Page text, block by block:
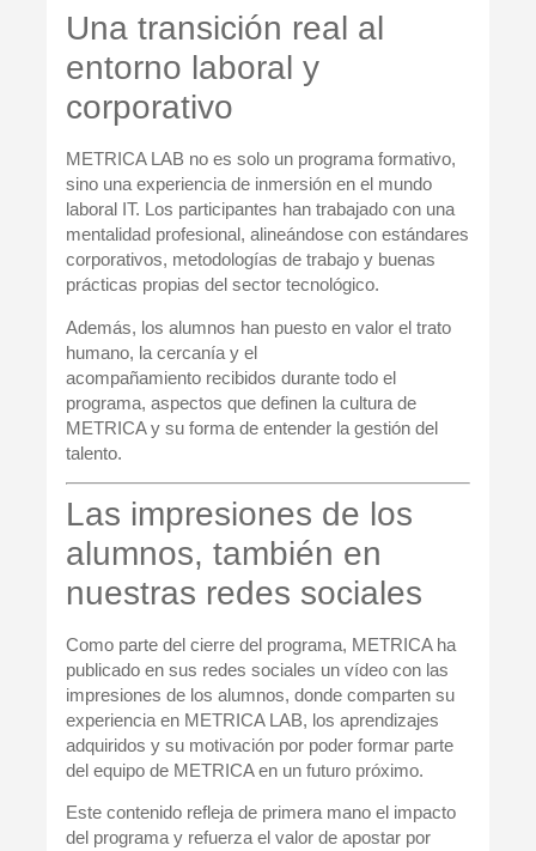
Una transición real al
entorno laboral y
corporativo
METRICA LAB no es solo un programa formativo,
sino una experiencia de inmersión en el mundo
laboral IT. Los participantes han trabajado con una
mentalidad profesional, alineándose con estándares
corporativos, metodologías de trabajo y buenas
prácticas propias del sector tecnológico.
Además, los alumnos han puesto en valor el trato
humano, la cercanía y el
acompañamiento recibidos durante todo el
programa, aspectos que definen la cultura de
METRICA y su forma de entender la gestión del
talento.
Las impresiones de los
alumnos, también en
nuestras redes sociales
Como parte del cierre del programa, METRICA ha
publicado en sus redes sociales un vídeo con las
impresiones de los alumnos, donde comparten su
experiencia en METRICA LAB, los aprendizajes
adquiridos y su motivación por poder formar parte
del equipo de METRICA en un futuro próximo.
Este contenido refleja de primera mano el impacto
del programa y refuerza el valor de apostar por